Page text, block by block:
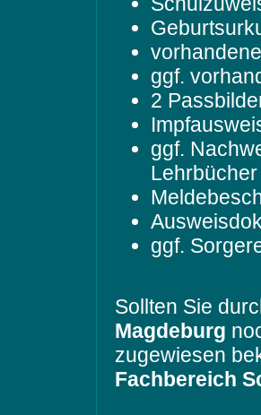
ggf.
2
ggf.
Lehrbücher
ggf.
Sollten Sie
Magdeburg
zugewiesen
Fachbereich